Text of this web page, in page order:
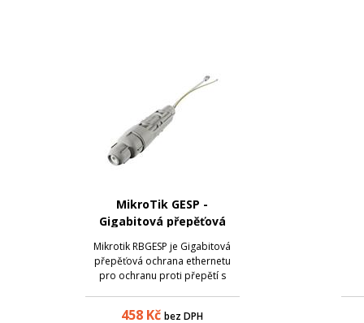
MikroTik GESP -
Gigabitová přepěťová
ochrana, vodotěsná, IP68
Mikrotik RBGESP je Gigabitová
přepěťová ochrana ethernetu
pro ochranu proti přepětí s
kabelem s RJ45 konektorem a
458 Kč bez DPH